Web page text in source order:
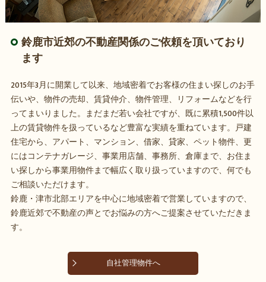
鈴鹿市近郊の不動産関係のご依頼を頂いており
ます
2015年3月に開業して以来、地域密着でお客様の住まい探しのお手
伝いや、物件の売却、賃貸仲介、物件管理、リフォームなどを行
ってまいりました。まだまだ若い会社ですが、既に累積1,500件以
上の賃貸物件を扱っているなど豊富な実績を重ねています。戸建
住宅から、アパート、マンション、借家、貸家、ペット物件、更
にはコンテナガレージ、事業用店舗、事務所、倉庫まで、お住ま
い探しから事業用物件まで幅広く取り扱っていますので、何でも
ご相談いただけます。
鈴鹿・津市北部エリアを中心に地域密着で営業していますので、
鈴鹿近郊で不動産の声とでお悩みの方へご提案させていただきま
す。
自社管理物件へ